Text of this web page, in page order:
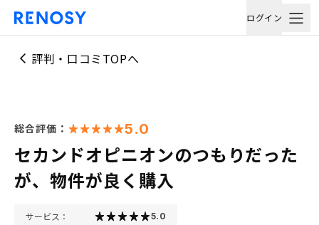
ログイン
評判・口コミTOPへ
総合評価： 5.0
セカンドオピニオンのつもりだった
が、物件が良く購入
サービス： 5.0